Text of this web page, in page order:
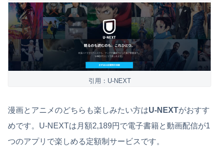
引用：U-NEXT
漫画とアニメのどちらも楽しみたい方はU-NEXTがおすす
めです。U-NEXTは月額2,189円で電子書籍と動画配信が1
つのアプリで楽しめる定額制サービスです。